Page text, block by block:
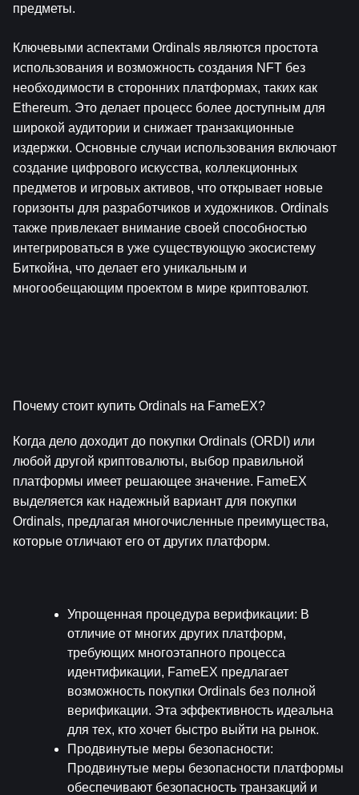
предметы.
Ключевыми аспектами Ordinals являются простота
использования и возможность создания NFT без
необходимости в сторонних платформах, таких как
Ethereum. Это делает процесс более доступным для
широкой аудитории и снижает транзакционные
издержки. Основные случаи использования включают
создание цифрового искусства, коллекционных
предметов и игровых активов, что открывает новые
горизонты для разработчиков и художников. Ordinals
также привлекает внимание своей способностью
интегрироваться в уже существующую экосистему
Биткойна, что делает его уникальным и
многообещающим проектом в мире криптовалют.
Почему стоит купить Ordinals на FameEX?
Когда дело доходит до покупки Ordinals (ORDI) или
любой другой криптовалюты, выбор правильной
платформы имеет решающее значение. FameEX
выделяется как надежный вариант для покупки
Ordinals, предлагая многочисленные преимущества,
которые отличают его от других платформ.
Упрощенная процедура верификации: В
отличие от многих других платформ,
требующих многоэтапного процесса
идентификации, FameEX предлагает
возможность покупки Ordinals без полной
верификации. Эта эффективность идеальна
для тех, кто хочет быстро выйти на рынок.
Продвинутые меры безопасности:
Продвинутые меры безопасности платформы
обеспечивают безопасность транзакций и